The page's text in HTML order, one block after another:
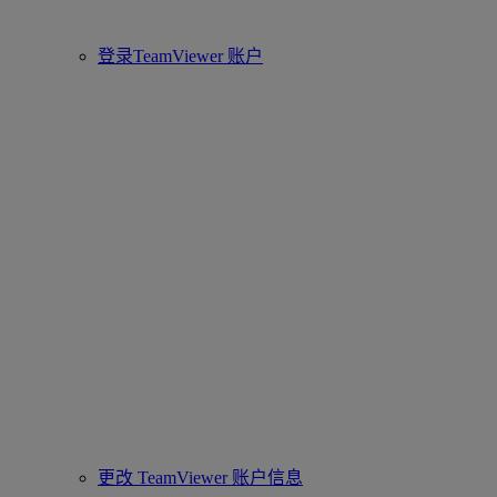
登录TeamViewer 账户
更改 TeamViewer 账户信息